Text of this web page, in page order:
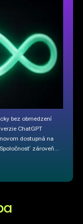
bez obmedzení
ChatGPT
dostupná na
zároveň…